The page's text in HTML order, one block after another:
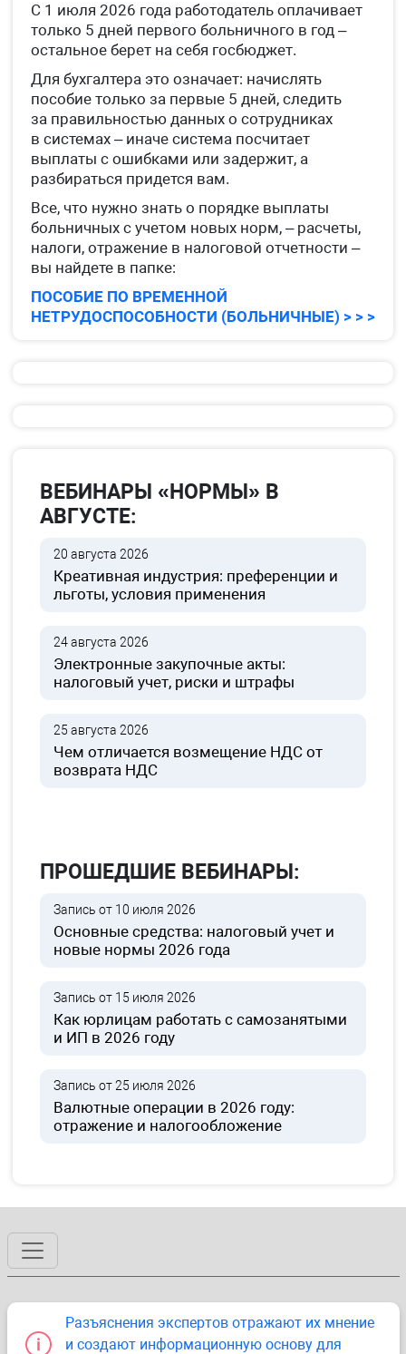
С 1 июля 2026 года работодатель оплачивает
только 5 дней первого больничного в год –
остальное берет на себя госбюджет.
Для бухгалтера это означает: начислять
пособие только за первые 5 дней, следить
за правильностью данных о сотрудниках
в системах – иначе система посчитает
выплаты с ошибками или задержит, а
разбираться придется вам.
Все, что нужно знать о порядке выплаты
больничных с учетом новых норм, – расчеты,
налоги, отражение в налоговой отчетности –
вы найдете в папке:
ПОСОБИЕ ПО ВРЕМЕННОЙ
НЕТРУДОСПОСОБНОСТИ (БОЛЬНИЧНЫЕ) > > >
ВЕБИНАРЫ «НОРМЫ» В
АВГУСТЕ:
20 августа 2026
Креативная индустрия: преференции и
льготы, условия применения
24 августа 2026
Электронные закупочные акты:
налоговый учет, риски и штрафы
25 августа 2026
Чем отличается возмещение НДС от
возврата НДС
ПРОШЕДШИЕ ВЕБИНАРЫ:
Запись от 10 июля 2026
Основные средства: налоговый учет и
новые нормы 2026 года
Запись от 15 июля 2026
Как юрлицам работать с самозанятыми
и ИП в 2026 году
Запись от 25 июля 2026
Валютные операции в 2026 году:
отражение и налогообложение
Разъяснения экспертов отражают их мнение
и создают информационную основу для